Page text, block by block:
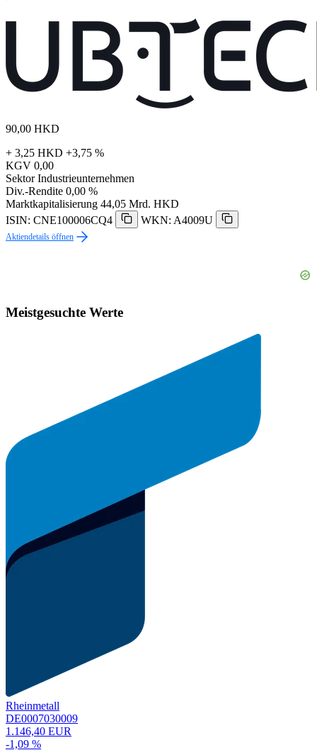
90,00 HKD
+ 3,25 HKD +3,75 %
KGV 0,00
Sektor Industrieunternehmen
Div.-Rendite 0,00 %
Marktkapitalisierung 44,05 Mrd. HKD
ISIN: CNE100006CQ4
WKN: A4009U
Aktiendetails öffnen
Meistgesuchte Werte
Rheinmetall
DE0007030009
1.146,40 EUR
-1,09 %